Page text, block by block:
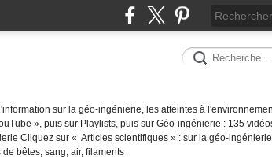
sur la géo-ingénierie, les atteintes à
», puis sur Playlists, puis sur Géo-ingénierie : 135
Cliquez sur « Articles scientifiques » : sur la géo-
bêtes, sang, air, filaments